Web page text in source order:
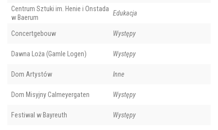
Centrum Sztuki im. Henie i Onstada
w Baerum
Edukacja
Concertgebouw Występy
Dawna Loża (Gamle Logen) Występy
Dom Artystów Inne
Dom Misyjny Calmeyergaten Występy
Festiwal w Bayreuth Występy